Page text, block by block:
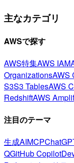
主なカテゴリ
AWSで探す
AWS特集AWS IAM
OrganizationsAWS
S3S3 TablesAWS
RedshiftAWS
注目のテーマ
生成AIMCP
QGitHub Copilot